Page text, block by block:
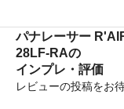
パナレーサー
28LF-RAの
インプレ・評価
レビューの投稿をお